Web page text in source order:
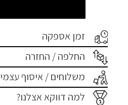
זמן אספקה
החלפה / החזרה
משלוחים / איסוף עצמי
למה דווקא אצלנו?